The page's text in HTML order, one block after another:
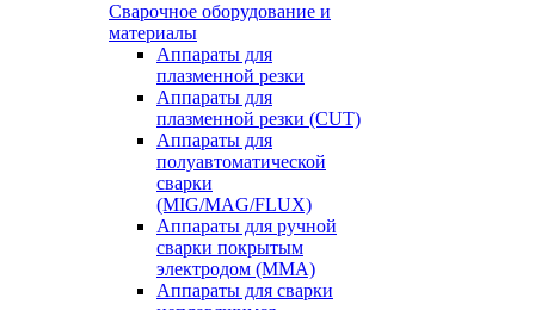
Сварочное оборудование и
материалы
Аппараты для
плазменной резки
Аппараты для
плазменной резки (CUT)
Аппараты для
полуавтоматической
сварки
(MIG/MAG/FLUX)
Аппараты для ручной
сварки покрытым
электродом (MMA)
Аппараты для сварки